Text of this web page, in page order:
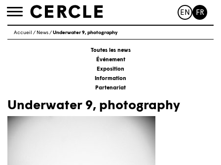
Toggle
EN FR
Accueil / News/Underwater 9, photography
Toutes les news
Événement
Exposition
Information
Partenariat
Underwater 9, photography